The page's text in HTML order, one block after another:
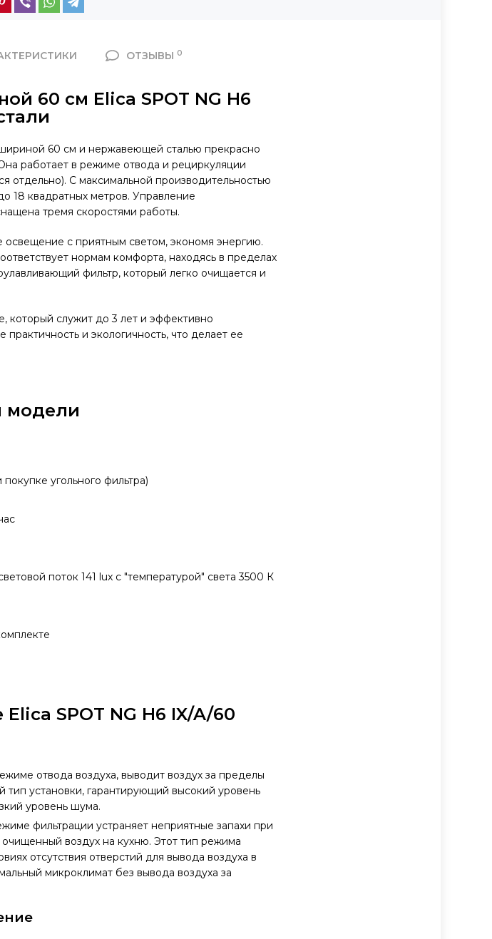
ОТЗЫВЫ 0
60 см Elica SPOT NG H6
60 см и нержавеющей сталью прекрасно
работает в режиме отвода и рециркуляции
отдельно). С максимальной производительностью
18 квадратных метров. Управление
тремя скоростями работы.
с приятным светом, экономя энергию.
нормам комфорта, находясь в пределах
фильтр, который легко очищается и
который служит до 3 лет и эффективно
и экологичность, что делает ее
модели
покупке угольного фильтра)
поток 141 lux с "температурой" света 3500 К
SPOT NG H6 IX/A/60
отвода воздуха, выводит воздух за пределы
установки, гарантирующий высокий уровень
уровень шума.
фильтрации устраняет неприятные запахи при
воздух на кухню. Этот тип режима
отсутствия отверстий для вывода воздуха в
микроклимат без вывода воздуха за